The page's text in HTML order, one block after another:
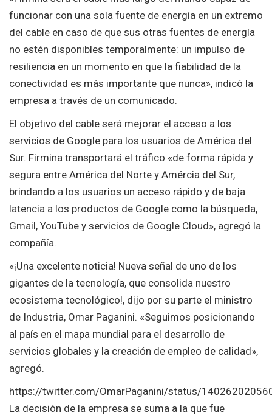
funcionar con una sola fuente de energía en un extremo
del cable en caso de que sus otras fuentes de energía
no estén disponibles temporalmente: un impulso de
resiliencia en un momento en que la fiabilidad de la
conectividad es más importante que nunca», indicó la
empresa a través de un comunicado.
El objetivo del cable será mejorar el acceso a los
servicios de Google para los usuarios de América del
Sur. Firmina transportará el tráfico «de forma rápida y
segura entre América del Norte y Amércia del Sur,
brindando a los usuarios un acceso rápido y de baja
latencia a los productos de Google como la búsqueda,
Gmail, YouTube y servicios de Google Cloud», agregó la
compañía.
«¡Una excelente noticia! Nueva señal de uno de los
gigantes de la tecnología, que consolida nuestro
ecosistema tecnológico!, dijo por su parte el ministro
de Industria, Omar Paganini. «Seguimos posicionando
al país en el mapa mundial para el desarrollo de
servicios globales y la creación de empleo de calidad»,
agregó.
https://twitter.com/OmarPaganini/status/
La decisión de la empresa se suma a la que fue